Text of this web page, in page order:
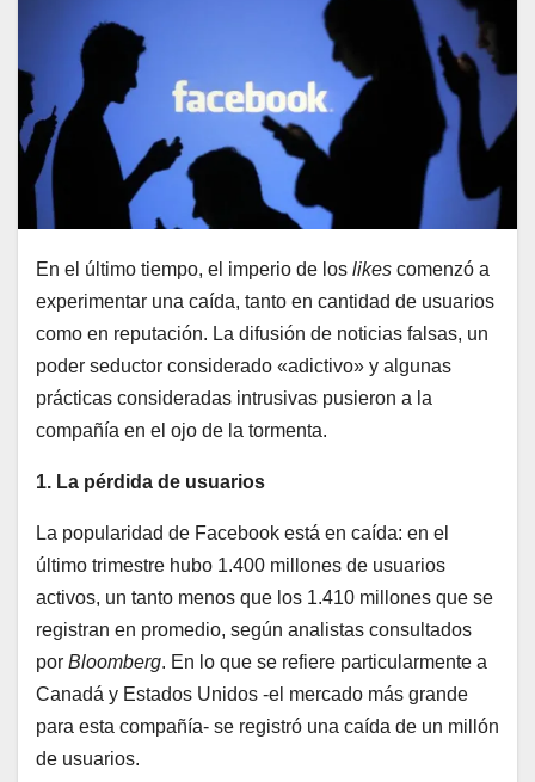
En el último tiempo, el imperio de los likes comenzó a
experimentar una caída, tanto en cantidad de usuarios
como en reputación. La difusión de noticias falsas, un
poder seductor considerado «adictivo» y algunas
prácticas consideradas intrusivas pusieron a la
compañía en el ojo de la tormenta.
1. La pérdida de usuarios
La popularidad de Facebook está en caída: en el
último trimestre hubo 1.400 millones de usuarios
activos, un tanto menos que los 1.410 millones que se
registran en promedio, según analistas consultados
por Bloomberg. En lo que se refiere particularmente a
Canadá y Estados Unidos -el mercado más grande
para esta compañía- se registró una caída de un millón
de usuarios.